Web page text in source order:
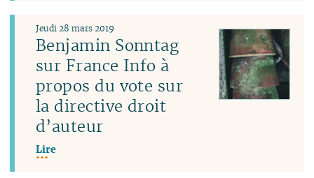
Benjamin Sonntag
sur France Info à
propos du vote sur
la directive droit
d’auteur
Jeudi 28 mars 2019
Lire